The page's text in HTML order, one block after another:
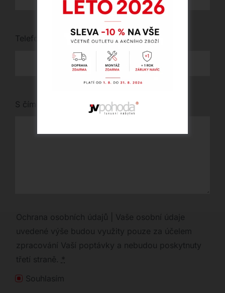
Telefon
S čím vám můžeme pomoci?
Ochrana osobních údajů | Vaše osobní údaje
uvedené výše budou využity pouze za účelem
zpracování Vaší poptávky a nebudou poskytnuty
třetí straně. *
Souhlasím